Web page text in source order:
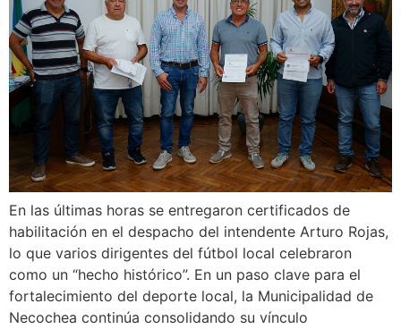
En las últimas horas se entregaron certificados de
habilitación en el despacho del intendente Arturo Rojas,
lo que varios dirigentes del fútbol local celebraron
como un “hecho histórico”. En un paso clave para el
fortalecimiento del deporte local, la Municipalidad de
Necochea continúa consolidando su vínculo